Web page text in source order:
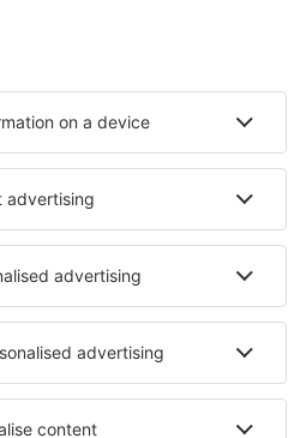
Unterkunft in Gorlago
Unterkunft in Kirkton of Skene
Unterkunft in Wachenroth
Unterkunft in Shieldbridge